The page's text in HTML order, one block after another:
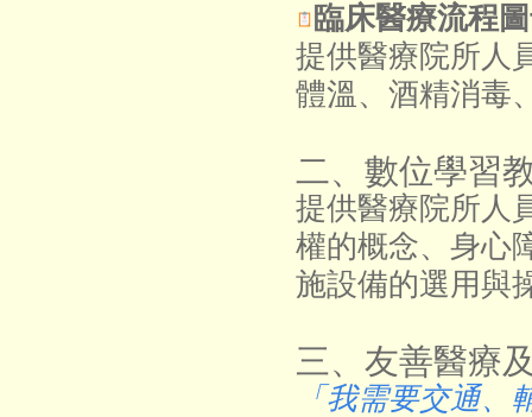
臨床醫療流程
提供醫療院所人
體溫、酒精消毒
二、數位學習
提供醫療院所人
權的概念、身心
施設備的選用與
三、友善醫療
「我需要交通